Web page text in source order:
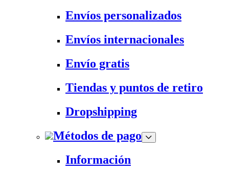
Envíos personalizados
Envíos internacionales
Envío gratis
Tiendas y puntos de retiro
Dropshipping
Métodos de pago
Información